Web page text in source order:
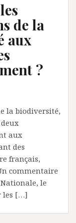
de la
aux
?
la biodiversité,
aux
des
français,
commentaire
Nationale, le
les […]